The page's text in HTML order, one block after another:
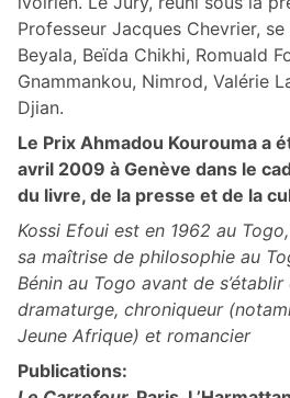
Professeur Jacques Chevrier,
Beyala, Beïda Chikhi, Romuald
Gnammankou, Nimrod, Valérie
Djian.
Le Prix Ahmadou Kourouma a
avril 2009 à Genève dans le
du livre, de la presse et de la
Kossi Efoui est en 1962 au
sa maîtrise de philosophie au
Bénin au Togo avant de
dramaturge, chroniqueur
Jeune Afrique) et romancier
Publications: